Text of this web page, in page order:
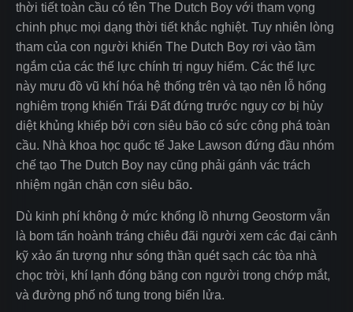
thời tiết toàn cầu có tên The Dutch Boy với tham vọng
chinh phục mọi dạng thời tiết khắc nghiệt. Tuy nhiên lòng
tham của con người khiến The Dutch Boy rơi vào tầm
ngắm của các thế lực chính trị nguy hiểm. Các thế lực
này mưu đồ vũ khí hóa hệ thống trên và tạo nên lỗ hổng
nghiêm trọng khiến Trái Đất đứng trước nguy cơ bị hủy
diệt khủng khiếp bởi cơn siêu bão có sức công phá toàn
cầu. Nhà khoa học quốc tế Jake Lawson đứng đầu nhóm
chế tạo The Dutch Boy nay cũng phải gánh vác trách
nhiệm ngăn chặn cơn siêu bão.
Dù kinh phí không ở mức khổng lồ nhưng Geostorm vẫn
là bom tấn hoành tráng chiêu đãi người xem các đại cảnh
kỹ xảo ấn tượng như sóng thần quét sạch các tòa nhà
chọc trời, khí lạnh đóng băng con người trong chớp mắt,
và đường phố nổ tung trong biển lửa.